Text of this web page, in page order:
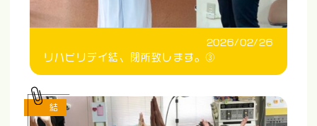
2026/02/26
リハビリデイ結、閉所致します。③
結